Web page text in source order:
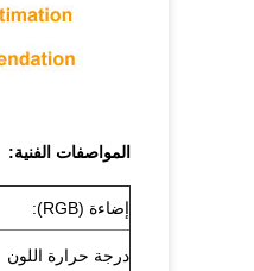
المواصفات الفنية:
إضاءة (RGB):
درجة حرارة اللون